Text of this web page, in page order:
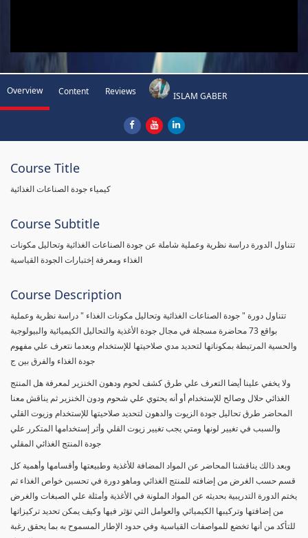
Overview Content Reviews ISLAM GABER
Course Title
كيمياء جودة الصناعات الغذائية
Course Subtitle
تتناول الدورة دراسة نظرية وعملية شاملة عن جودة الصناعات الغذائية وتحاليل مكونات
الغذاء ومعرفة إختبارات الجودة القياسية
Course Description
تتناول دورة " جودة الصناعات الغذائية وتحاليل مكونات الغذاء " دراسة نظرية وعملية
بواقع 73 محاضرة مسجلة في مجال جودة الأغذية والتحاليل الكيميائية والبيولوجية
والحسية المرتبطة بمكوناتها لتحديد مدي صلاحيتها للإستخدام وبعدما نتعرف علي مفهوم
جودة الغذاء والفرق بين ج
ولا يخفي علينا أيضا التعرف علي طرق كشف لحوم ودهون الخنزير لمعرفة هل المنتج
الغذائي حلال وصالح للإستخدام أو أنه يحتوي علي شحوم ودون الخنزير ثم يناقش معنا
المحاضر طرق تحاليل جودة الزيوت والدهون لتحديد صلاحيتها للإستخدام وزيوت القلي
والسبب في تغيير لونها ومتي يجب تغيير زيوت القلي وأثر إستخدامها المتكرر علي
جودة المنتج الغذائي المقلي
وبعد ذالك يناقشنا المحاضر عن المواد المضافة للأغذية وطبيعتها وأقسامها وأهمية كل
قسم حسب الغرض من إضافته للمنتج الغذائي وماهو دورة في تحسين خواص الغذاء ثم
يختم الدورة التدريبية بحديثه عن المواد الملونة في الأغذية وأمثلة علي الصبغات والغرض
من إضافتها وتركيبها الكيميائي والعوامل التي تؤثر فيها وكيف يمكن تحديد تركيزاتها
للتأكد من أنها تخضع للمواصفات القياسية وفي حدود الإطار المسموح به بما يحقق رغبة